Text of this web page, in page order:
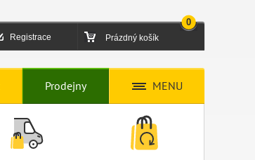
Registrace Prázdný košík
0
Prodejny MENU